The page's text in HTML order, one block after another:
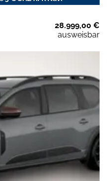
28.999,00 €
ausweisbar